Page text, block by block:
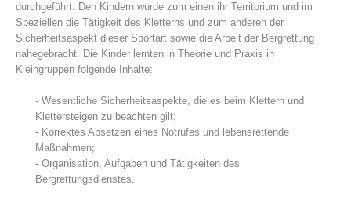
durchgeführt. Den Kindern wurde zum einen ihr Territorium und im
Speziellen die Tätigkeit des Kletterns und zum anderen der
Sicherheitsaspekt dieser Sportart sowie die Arbeit der Bergrettung
nahegebracht. Die Kinder lernten in Theorie und Praxis in
Kleingruppen folgende Inhalte:
- Wesentliche Sicherheitsaspekte, die es beim Klettern und
Klettersteigen zu beachten gilt;
- Korrektes Absetzen eines Notrufes und lebensrettende
Maßnahmen;
- Organisation, Aufgaben und Tätigkeiten des
Bergrettungsdienstes.